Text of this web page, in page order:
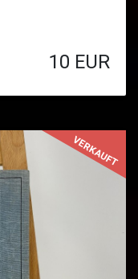
10 EUR
VERKAUFT